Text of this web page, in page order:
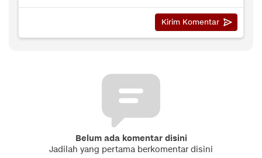
Belum ada komentar disini
Jadilah yang pertama berkomentar disini